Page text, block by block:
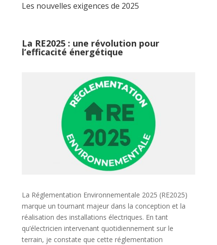
Les nouvelles exigences de 2025
La RE2025 : une révolution pour
l’efficacité énergétique
La Réglementation Environnementale 2025 (RE2025)
marque un tournant majeur dans la conception et la
réalisation des installations électriques. En tant
qu’électricien intervenant quotidiennement sur le
terrain, je constate que cette réglementation